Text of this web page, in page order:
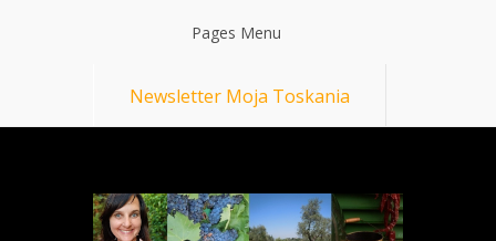
Pages Menu
Newsletter Moja Toskania